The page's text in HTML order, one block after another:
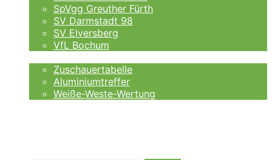
SpVgg Greuther Fürth
SV Darmstadt 98
SV Elversberg
VfL Bochum
Zuschauertabelle
Aluminiumtreffer
Weiße-Weste-Wertung